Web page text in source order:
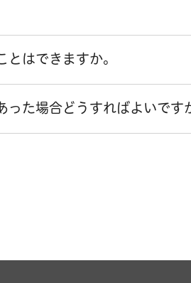
とはできますか。
った場合どうすればよいです